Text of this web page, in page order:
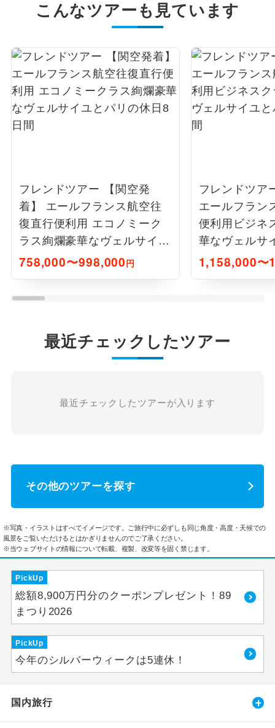
こんなツアーも見ています
フレンドツアー 【関空発
着】 エールフランス航空往
復直行便利用 エコノミーク
ラス絢爛豪華なヴェルサイユ
とパリの休日8日間
758,000〜998,000円
フレンドツア
エールフラン
便利用ビジネ
華なヴェルサ
日8日間
1,158,000〜
最近チェックしたツアー
最近チェックしたツアーが入ります
その他のツアーを探す
※写真・イラストはすべてイメージです。ご旅行中に必ずしも同じ角度・高度・天候での
風景をご覧いただけるとはかぎりませんのでご了承ください。
※当ウェブサイトの情報について転載、複製、改変等を固く禁じます。
PickUp
総額8,900万円分のクーポンプレゼント！89
まつり2026
PickUp
今年のシルバーウィークは5連休！
国内旅行